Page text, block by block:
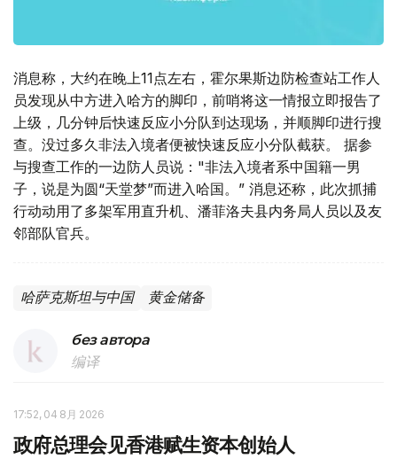
消息称，大约在晚上11点左右，霍尔果斯边防检查站工作人
员发现从中方进入哈方的脚印，前哨将这一情报立即报告了
上级，几分钟后快速反应小分队到达现场，并顺脚印进行搜
查。没过多久非法入境者便被快速反应小分队截获。 据参
与搜查工作的一边防人员说："非法入境者系中国籍一男
子，说是为圆“天堂梦”而进入哈国。” 消息还称，此次抓捕
行动动用了多架军用直升机、潘菲洛夫县内务局人员以及友
邻部队官兵。
哈萨克斯坦与中国 黄金储备
без автора
编译
17:52, 04 8月 2026
政府总理会见香港赋生资本创始人